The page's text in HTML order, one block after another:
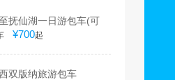
抚仙湖一日游包车(可
¥700起
双版纳旅游包车